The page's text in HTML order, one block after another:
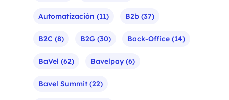
Automatización (11) B2b (37)
B2C (8) B2G (30) Back-Office (14)
BaVel (62) Bavelpay (6)
Bavel Summit(22)